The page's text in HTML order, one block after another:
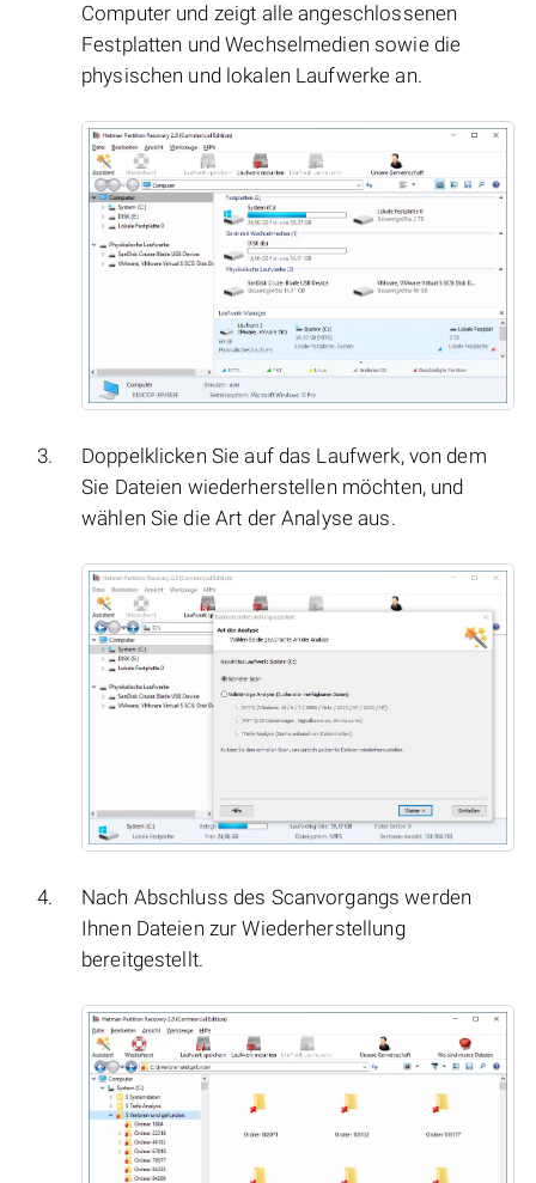
Computer und zeigt alle angeschlossenen
Festplatten und Wechselmedien sowie die
physischen und lokalen Laufwerke an.
Doppelklicken Sie auf das Laufwerk, von dem
Sie Dateien wiederherstellen möchten, und
wählen Sie die Art der Analyse aus.
Nach Abschluss des Scanvorgangs werden
Ihnen Dateien zur Wiederherstellung
bereitgestellt.